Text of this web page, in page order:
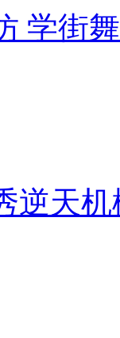
学街
逆天机